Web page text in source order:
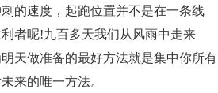
的速度，起跑位置并不是在一条线
者呢!九百多天我们从风雨中走来
天做准备的最好方法就是集中你所有
来的唯一方法。